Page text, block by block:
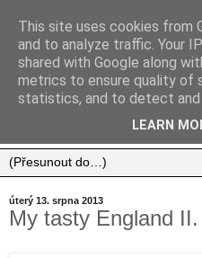
Jídlo, cestování, život.
úterý 13. srpna 2013
My tasty England II.
This site uses cookies from
and to analyze traffic. Your
shared with Google along
metrics to ensure quality of
statistics, and to detect and
LEARN